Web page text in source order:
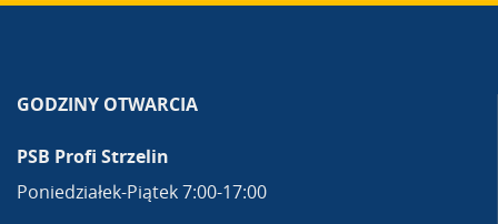
GODZINY OTWARCIA
PSB Profi Strzelin
Poniedziałek-Piątek 7:00-17:00